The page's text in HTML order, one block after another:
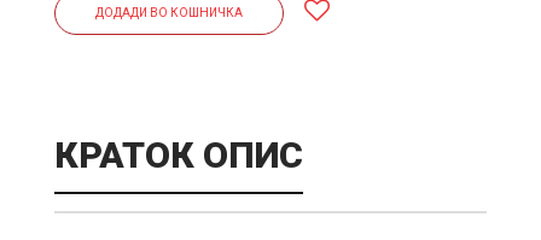
ДОДАДИ ВО КОШНИЧКА
КРАТОК ОПИС